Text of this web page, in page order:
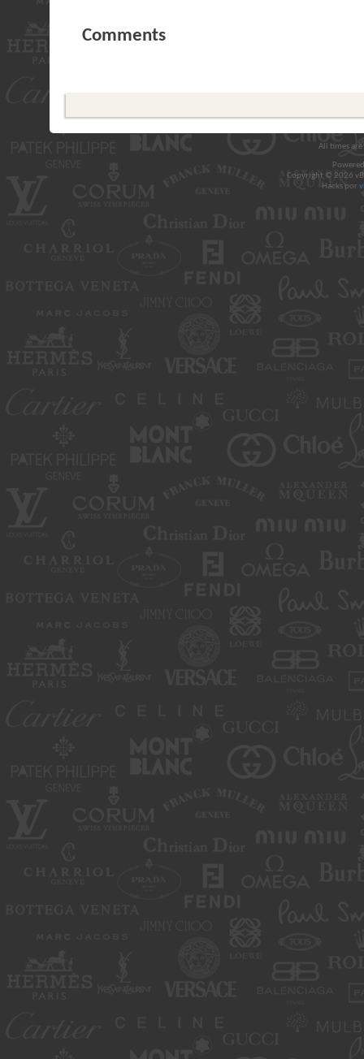
Comments
All times
Copyright © 2026
Hacks por